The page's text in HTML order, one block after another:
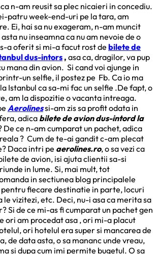
n-am reusit sa plec nicaieri in concediu.
patru week-end-uri pe la tara, am
Ei, hai sa nu exageram, n-am muncit
nu inseamna ca nu am nevoie de o
a oferit si mi-a facut rost de bilete de
dus-intors , asa ca, dragilor, va pup
mana din avion. Si cand voi ajunge in
un selfie, il postez pe Fb. Ca io ma
Istanbul ca sa-mi fac un selfie .De fapt, o
am la dispozitie o vacanta intreaga.
Aerolinessi-am zis sa profit odata in
adica bilete de avion dus-intord la
De ce n-am cumparat un pachet, adica
? Cum de te-ai gandit c-am plecat
Daca intri pe aerolines.ro, o sa vezi ca
de avion, isi ajuta clientii sa-si
in lume. Si, mai mult, tot
in sectiunea blog principalele
fiecare destinatie in parte, locuri
le vizitezi, etc. Deci, nu-i asa ca merita sa
Si de ce mi-as fi cumparat un pachet gen
ori am procedat asa , ori mi-a placut
ori hotelul era super si mancarea de
de data asta, o sa mananc unde vreau,
si dupa cum imi permite bugetul. O sa